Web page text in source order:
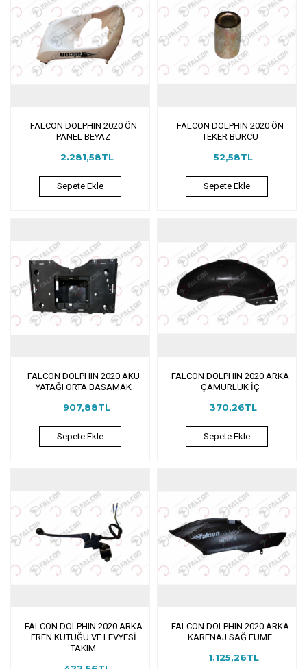
FALCON DOLPHIN 2020 ÖN
PANEL BEYAZ
2.281,58TL
Sepete Ekle
FALCON DOLPHIN 2020 ÖN
TEKER BURCU
52,58TL
Sepete Ekle
FALCON DOLPHIN 2020 AKÜ
YATAĞI ORTA BASAMAK
907,88TL
Sepete Ekle
FALCON DOLPHIN 2020 ARKA
ÇAMURLUK İÇ
370,26TL
Sepete Ekle
FALCON DOLPHIN 2020 ARKA
FREN KÜTÜĞÜ VE LEVYESİ
TAKIM
FALCON DOLPHIN 2020 ARKA
KARENAJ SAĞ FÜME
1.125,26TL